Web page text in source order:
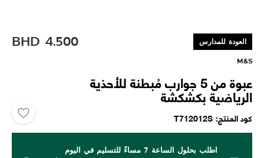
العودة للمدارس BHD 4.500
M&S
عبوة من 5 جوارب مُبطنة للأحذية
الرياضية بكشكشة
كود المنتج T712012S
اطلب بحلول الساعة 7 مساءً للتسليم في اليوم